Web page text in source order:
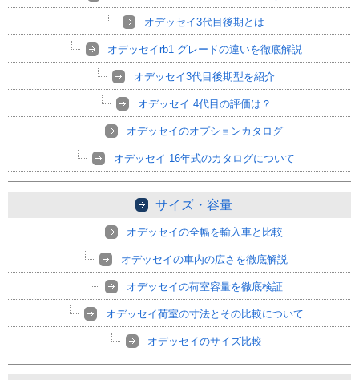
オデッセイ3代目後期とは
オデッセイrb1 グレードの違いを徹底解説
オデッセイ3代目後期型を紹介
オデッセイ 4代目の評価は？
オデッセイのオプションカタログ
オデッセイ 16年式のカタログについて
サイズ・容量
オデッセイの全幅を輸入車と比較
オデッセイの車内の広さを徹底解説
オデッセイの荷室容量を徹底検証
オデッセイ荷室の寸法とその比較について
オデッセイのサイズ比較